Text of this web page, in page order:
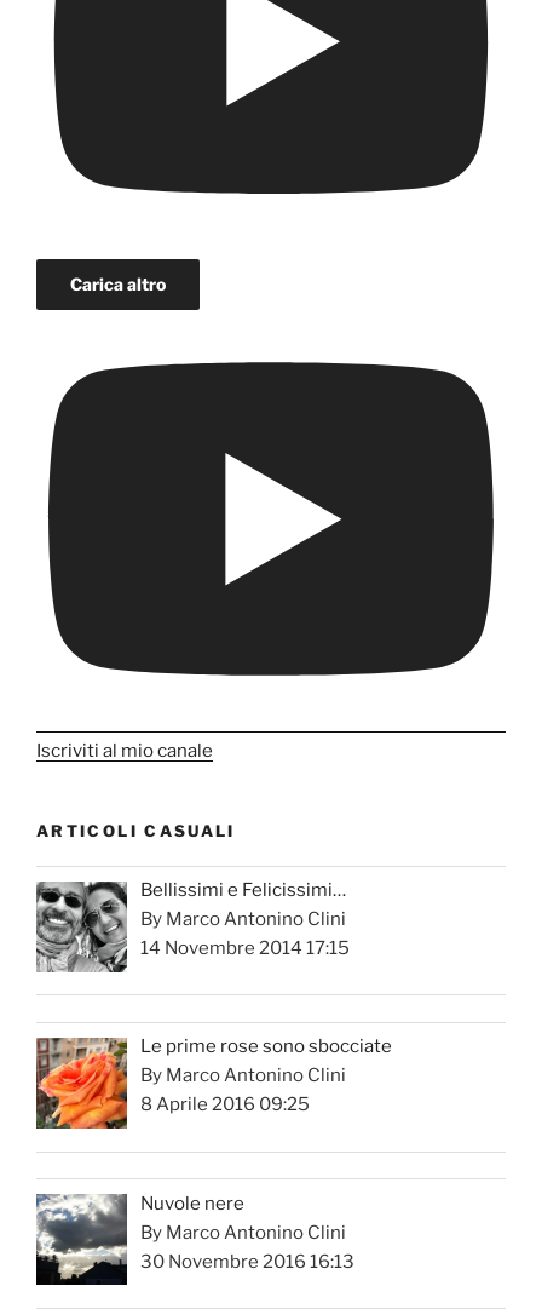
Carica altro
Iscriviti al mio canale
ARTICOLI CASUALI
Bellissimi e Felicissimi…
By Marco Antonino Clini
14 Novembre 2014 17:15
Le prime rose sono sbocciate
By Marco Antonino Clini
8 Aprile 2016 09:25
Nuvole nere
By Marco Antonino Clini
30 Novembre 2016 16:13